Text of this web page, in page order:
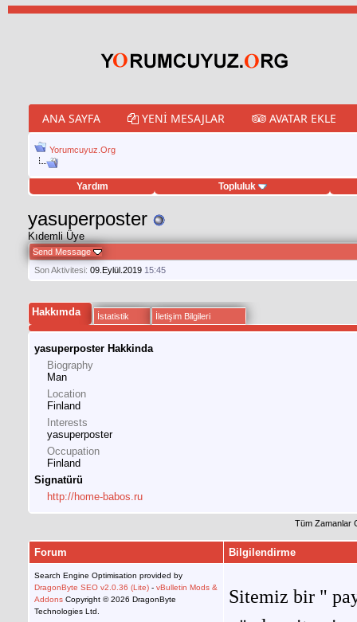
ANA SAYFA YENI MESAJLAR AVATAR EKLE
Yorumcuyuz.Org
Yardım Topluluk
hilesiyasuperposter
Kıdemli Üye
Send Message
Son Aktivitesi: 09.Eylül.2019 15:45
Hakkımda İstatistik İletişim Bilgileri
yasuperposter Hakkinda
Biography
Man
Location
Finland
Interests
yasuperposter
Occupation
Finland
Signatürü
http://home-babos.ru
Tüm Zamanlar
Forum Bilgilendirme
Search Engine Optimisation provided by
DragonByte SEO v2.0.36 (Lite) - vBulletin Mods &
Addons Copyright © 2026 DragonByte
Technologies Ltd.
Sitemiz bir "